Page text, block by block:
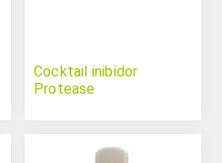
Cocktail inibidor
Protease